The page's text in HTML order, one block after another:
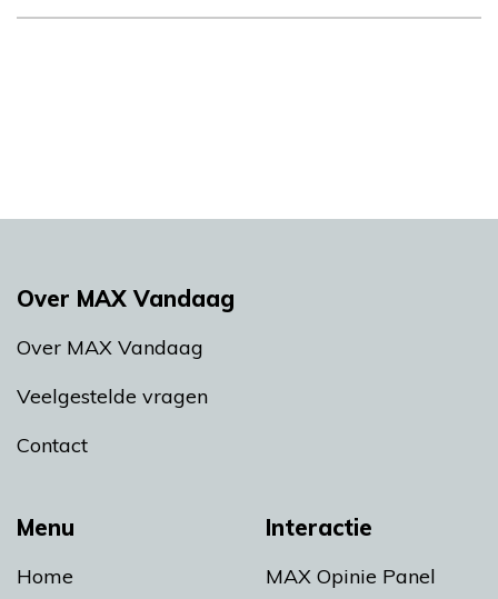
Menu
Home
Interactie
MAX Opinie Panel
Over MAX Vandaag
Over MAX Vandaag
Veelgestelde vragen
Contact